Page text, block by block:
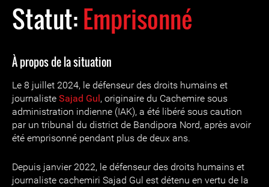
Statut:Emprisonné
À propos de la situation
Le 8 juillet 2024, le défenseur des droits humains et
journaliste Sajad Gul, originaire du Cachemire sous
administration indienne (IAK), a été libéré sous caution
par un tribunal du district de Bandipora Nord, après avoir
été emprisonné pendant plus de deux ans.
Depuis janvier 2022, le défenseur des droits humains et
journaliste cachemiri Sajad Gul est détenu en vertu de la